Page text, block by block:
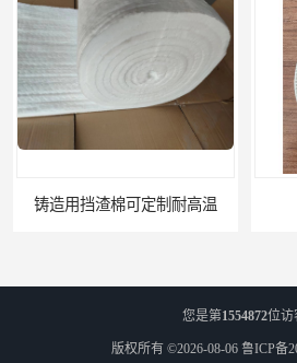
西安铸造过滤网
您是第1554872位访
版权所有 ©2026-08-06 鲁ICP备